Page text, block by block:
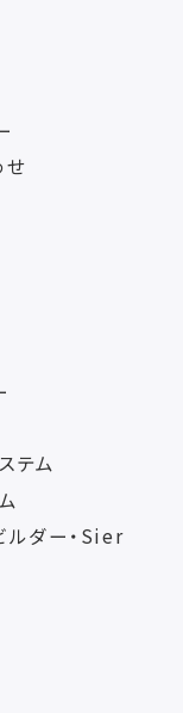
せ
テム
ルダー・Sier